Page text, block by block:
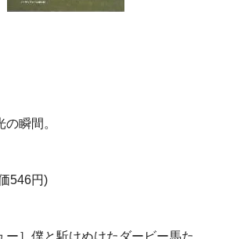
瞬間。
546円)
ー］僕と駈けぬけたダービー馬た